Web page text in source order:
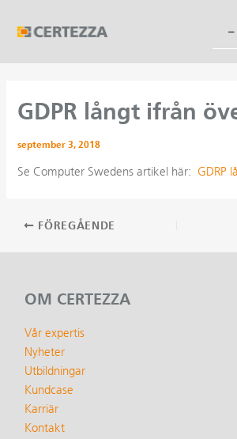
–
GDPR långt ifrån
september 3, 2018
Se Computer Swedens artikel här: GDRP
Inläggsnavigering
FÖREGÅENDE
OM CERTEZZA
Vår expertis
Nyheter
Utbildningar
Kundcase
Karriär
Kontakt